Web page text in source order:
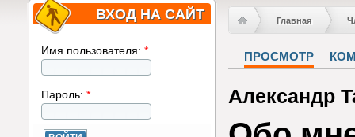
ВХОД НА САЙТ
Имя пользователя: *
Пароль: *
Главная
ПРОСМОТР
Александр